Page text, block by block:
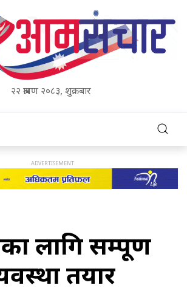
२२ श्रावण २०८३, शुक्रबार
लागि सम्पूर्ण
तयार